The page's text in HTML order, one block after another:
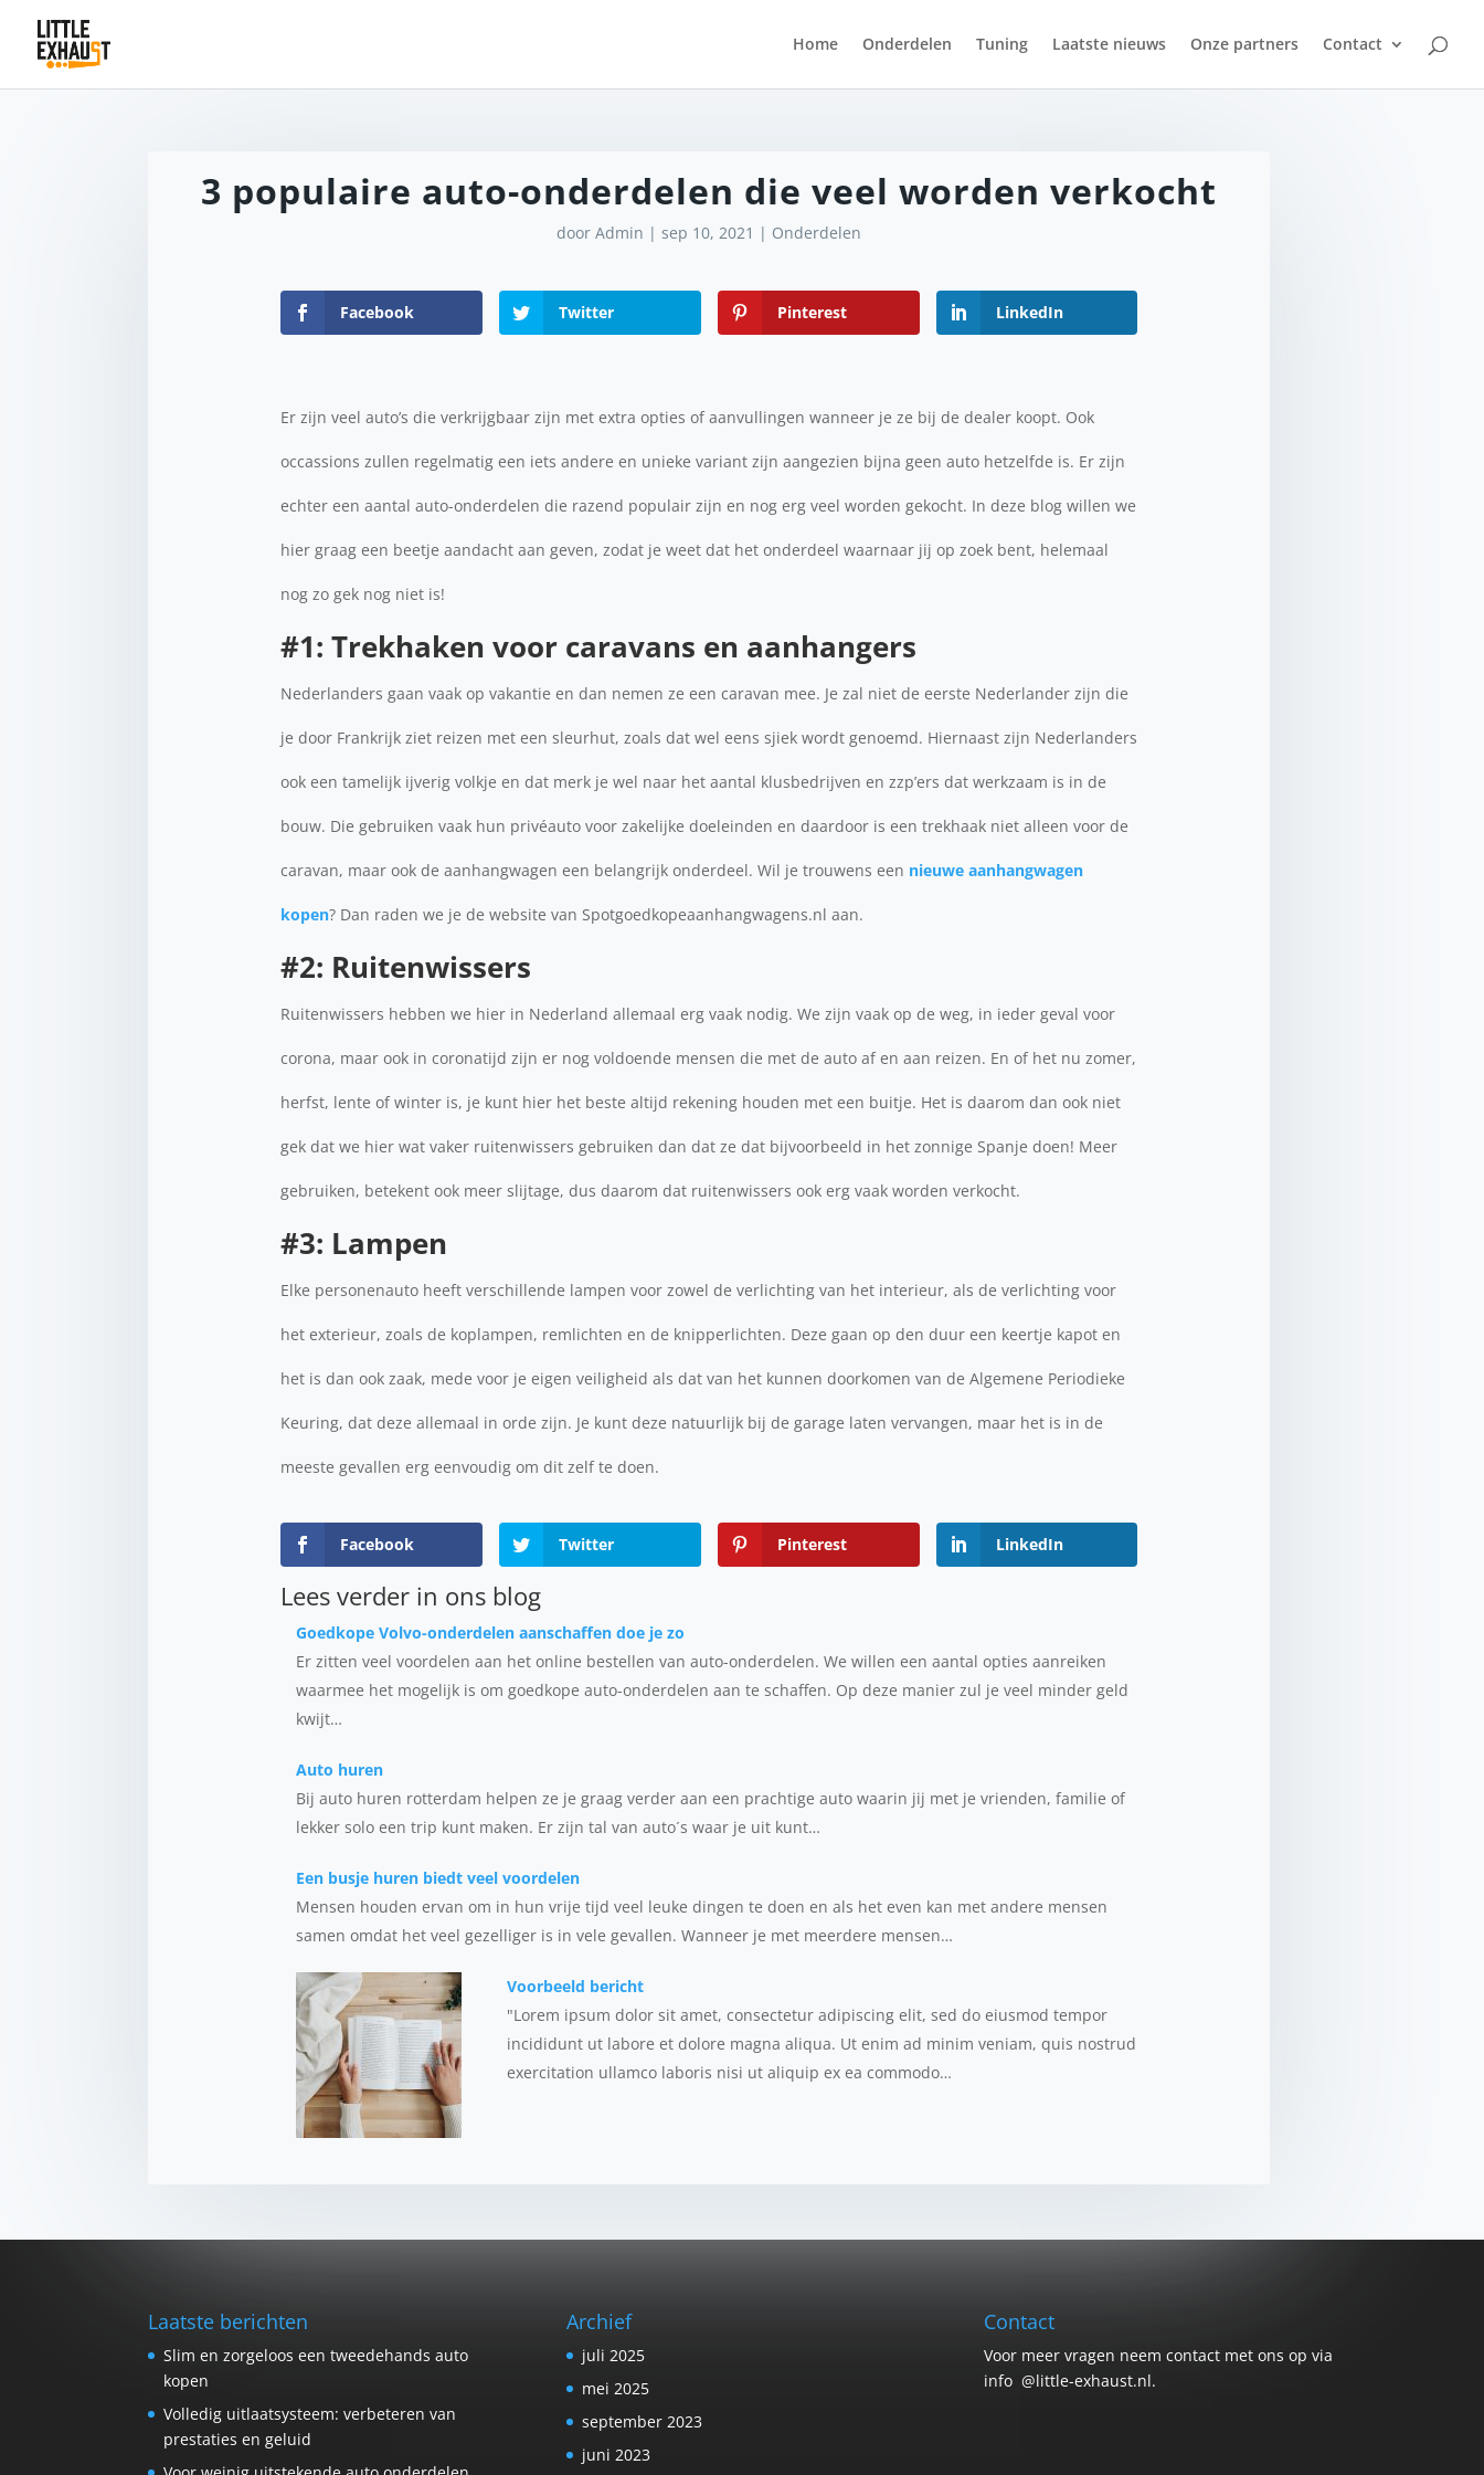
Home Onderdelen Tuning Laatste nieuws Onze partners Contact
3 populaire auto-onderdelen die veel worden verkocht
doorAdmin |sep 10, 2021 | Onderdelen
Facebook Twitter Pinterest LinkedIn
Er zijn veel auto’s die verkrijgbaar zijn met extra opties of aanvullingen wanneer je ze bij de dealer koopt. Ook
occassions zullen regelmatig een iets andere en unieke variant zijn aangezien bijna geen auto hetzelfde is. Er zijn
echter een aantal auto-onderdelen die razend populair zijn en nog erg veel worden gekocht. In deze blog willen we
hier graag een beetje aandacht aan geven, zodat je weet dat het onderdeel waarnaar jij op zoek bent, helemaal
nog zo gek nog niet is!
#1: Trekhaken voor caravans en aanhangers
Nederlanders gaan vaak op vakantie en dan nemen ze een caravan mee. Je zal niet de eerste Nederlander zijn die
je door Frankrijk ziet reizen met een sleurhut, zoals dat wel eens sjiek wordt genoemd. Hiernaast zijn Nederlanders
ook een tamelijk ijverig volkje en dat merk je wel naar het aantal klusbedrijven en zzp’ers dat werkzaam is in de
bouw. Die gebruiken vaak hun privéauto voor zakelijke doeleinden en daardoor is een trekhaak niet alleen voor de
caravan, maar ook de aanhangwagen een belangrijk onderdeel. Wil je trouwens een nieuwe aanhangwagen
kopen? Dan raden we je de website van Spotgoedkopeaanhangwagens.nl aan.
#2: Ruitenwissers
Ruitenwissers hebben we hier in Nederland allemaal erg vaak nodig. We zijn vaak op de weg, in ieder geval voor
corona, maar ook in coronatijd zijn er nog voldoende mensen die met de auto af en aan reizen. En of het nu zomer,
herfst, lente of winter is, je kunt hier het beste altijd rekening houden met een buitje. Het is daarom dan ook niet
gek dat we hier wat vaker ruitenwissers gebruiken dan dat ze dat bijvoorbeeld in het zonnige Spanje doen! Meer
gebruiken, betekent ook meer slijtage, dus daarom dat ruitenwissers ook erg vaak worden verkocht.
#3: Lampen
Elke personenauto heeft verschillende lampen voor zowel de verlichting van het interieur, als de verlichting voor
het exterieur, zoals de koplampen, remlichten en de knipperlichten. Deze gaan op den duur een keertje kapot en
het is dan ook zaak, mede voor je eigen veiligheid als dat van het kunnen doorkomen van de Algemene Periodieke
Keuring, dat deze allemaal in orde zijn. Je kunt deze natuurlijk bij de garage laten vervangen, maar het is in de
meeste gevallen erg eenvoudig om dit zelf te doen.
Facebook Twitter Pinterest LinkedIn
Lees verder in ons blog
Goedkope Volvo-onderdelen aanschaffen doe je zo
Er zitten veel voordelen aan het online bestellen van auto-onderdelen. We willen een aantal opties aanreiken
waarmee het mogelijk is om goedkope auto-onderdelen aan te schaffen. Op deze manier zul je veel minder geld
kwijt…
Auto huren
Bij auto huren rotterdam helpen ze je graag verder aan een prachtige auto waarin jij met je vrienden, familie of
lekker solo een trip kunt maken. Er zijn tal van auto´s waar je uit kunt…
Een busje huren biedt veel voordelen
Mensen houden ervan om in hun vrije tijd veel leuke dingen te doen en als het even kan met andere mensen
samen omdat het veel gezelliger is in vele gevallen. Wanneer je met meerdere mensen…
Voorbeeld bericht
"Lorem ipsum dolor sit amet, consectetur adipiscing elit, sed do eiusmod tempor
incididunt ut labore et dolore magna aliqua. Ut enim ad minim veniam, quis nostrud
exercitation ullamco laboris nisi ut aliquip ex ea commodo…
Laatste berichten
Slim en zorgeloos een tweedehands auto
kopen
Volledig uitlaatsysteem: verbeteren van
prestaties en geluid
Archief
juli 2025
mei 2025
september 2023
juni 2023
Contact
Voor meer vragen neem contact met ons op via
info @little-exhaust.nl.